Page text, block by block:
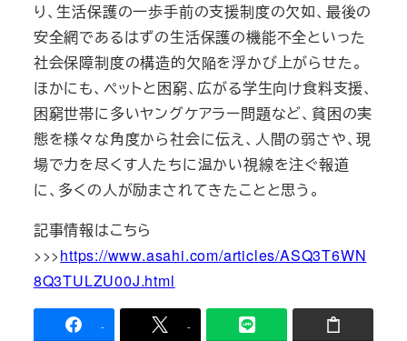
り、生活保護の一歩手前の支援制度の欠如、最後の
安全網であるはずの生活保護の機能不全といった
社会保障制度の構造的欠陥を浮かび上がらせた。
ほかにも、ペットと困窮、広がる学生向け食料支援、
困窮世帯に多いヤングケアラー問題など、貧困の実
態を様々な角度から社会に伝え、人間の弱さや、現
場で力を尽くす人たちに温かい視線を注ぐ報道
に、多くの人が励まされてきたことと思う。
記事情報はこちら
>>>https://www.asahi.com/articles/ASQ3T6WN
8Q3TULZU00J.html
- -